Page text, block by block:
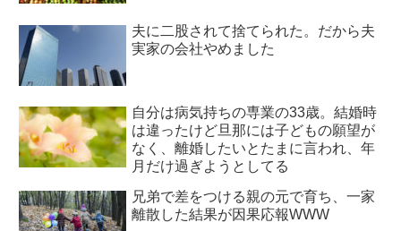
夫に二股されて捨てられた。だから夫
実家の会社やめました
自分は病気持ちの専業の33歳。結婚時
は違ったけど旦那には子どもの願望が
なく、離婚したいとたまに言われ、年
月だけ過ぎようとしてる
兄弟で差をつける親の元で育ち、一家
離散した結果が因果応報WWW